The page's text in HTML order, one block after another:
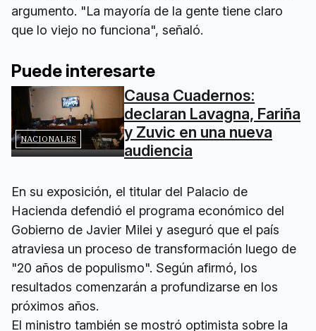
argumento. "La mayoría de la gente tiene claro
que lo viejo no funciona", señaló.
Puede interesarte
NACIONALES
Causa Cuadernos:
declaran Lavagna, Fariña
y Zuvic en una nueva
audiencia
En su exposición, el titular del Palacio de
Hacienda defendió el programa económico del
Gobierno de Javier Milei y aseguró que el país
atraviesa un proceso de transformación luego de
"20 años de populismo". Según afirmó, los
resultados comenzarán a profundizarse en los
próximos años.
El ministro también se mostró optimista sobre la